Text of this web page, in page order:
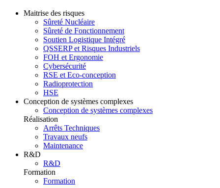
Maitrise des risques
Sûreté Nucléaire
Sûreté de Fonctionnement
Soutien Logistique Intégré
QSSERP et Risques Industriels
FOH et Ergonomie
Cybersécurité
RSE et Eco-conception
Radioprotection
HSE
Conception de systèmes complexes
Conception de systèmes complexes
Réalisation
Arrêts Techniques
Travaux neufs
Maintenance
R&D
R&D
Formation
Formation